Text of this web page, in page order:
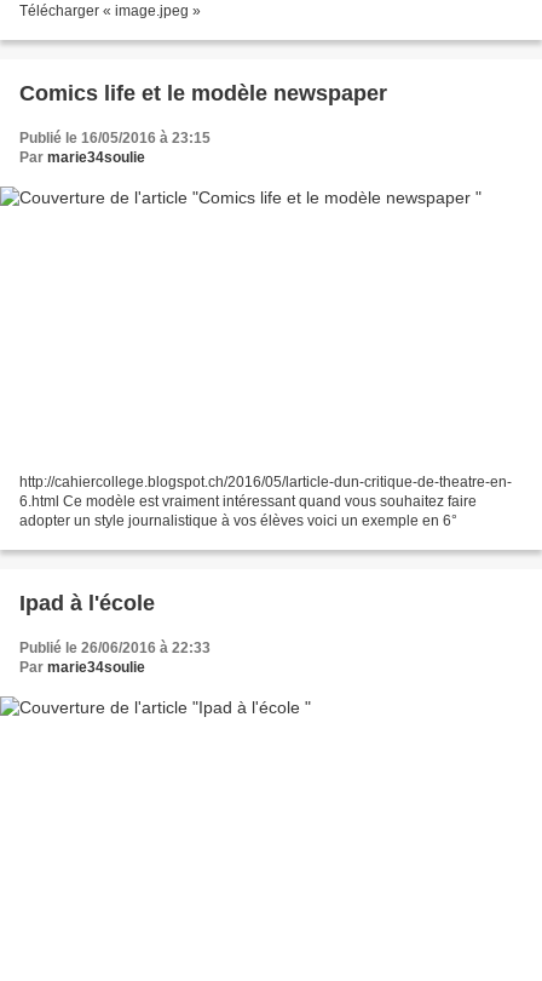
Télécharger « image.jpeg »
Comics life et le modèle newspaper
Publié le 16/05/2016 à 23:15
Par marie34soulie
http://cahiercollege.blogspot.ch/2016/05/larticle-dun-critique-de-theatre-en-
6.html Ce modèle est vraiment intéressant quand vous souhaitez faire
adopter un style journalistique à vos élèves voici un exemple en 6°
Ipad à l'école
Publié le 26/06/2016 à 22:33
Par marie34soulie